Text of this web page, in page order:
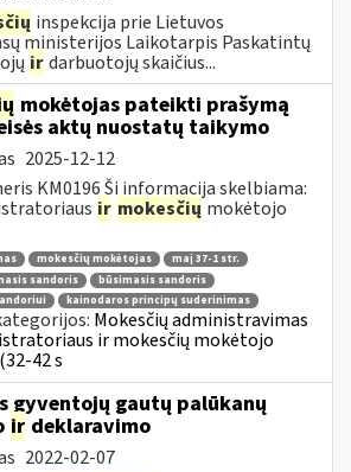
inspekcija prie Lietuvos
ministerijos Laikotarpis Paskatintų
irdarbuotojų skaičius...
mokėtojas pateikti prašymą
aktų nuostatų taikymo
2025-12-12
KM0196 Ši informacija skelbiama:
ir mokesčių mokėtojo
mokesčių mokėtojas
maį 37-1 str.
sandoris
būsimasis sandoris
kainodaros principų suderinimas
Mokesčių administravimas
ir mokesčių mokėtojo
42 s
gyventojų gautų palūkanų
ir deklaravimo
2022-02-07